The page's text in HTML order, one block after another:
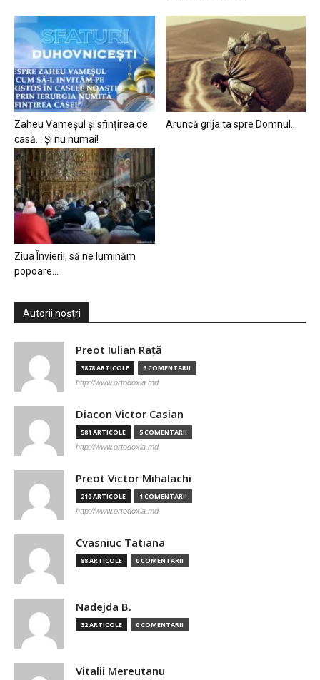
Zaheu Vameșul și sfințirea de
casă… Și nu numai!
Aruncă grija ta spre Domnul…
Ziua Învierii, să ne luminăm
popoare…
Autorii noștri
Preot Iulian Raţă
3878 ARTICOLE 6 COMENTARII
http://www.ortodoxia.md
Diacon Victor Casian
581 ARTICOLE 5 COMENTARII
http://www.ortodoxia.md
Preot Victor Mihalachi
210 ARTICOLE 1 COMENTARII
http://www.ortodoxia.md
Cvasniuc Tatiana
88 ARTICOLE 0 COMENTARII
Nadejda B.
32 ARTICOLE 0 COMENTARII
Vitalii Mereutanu